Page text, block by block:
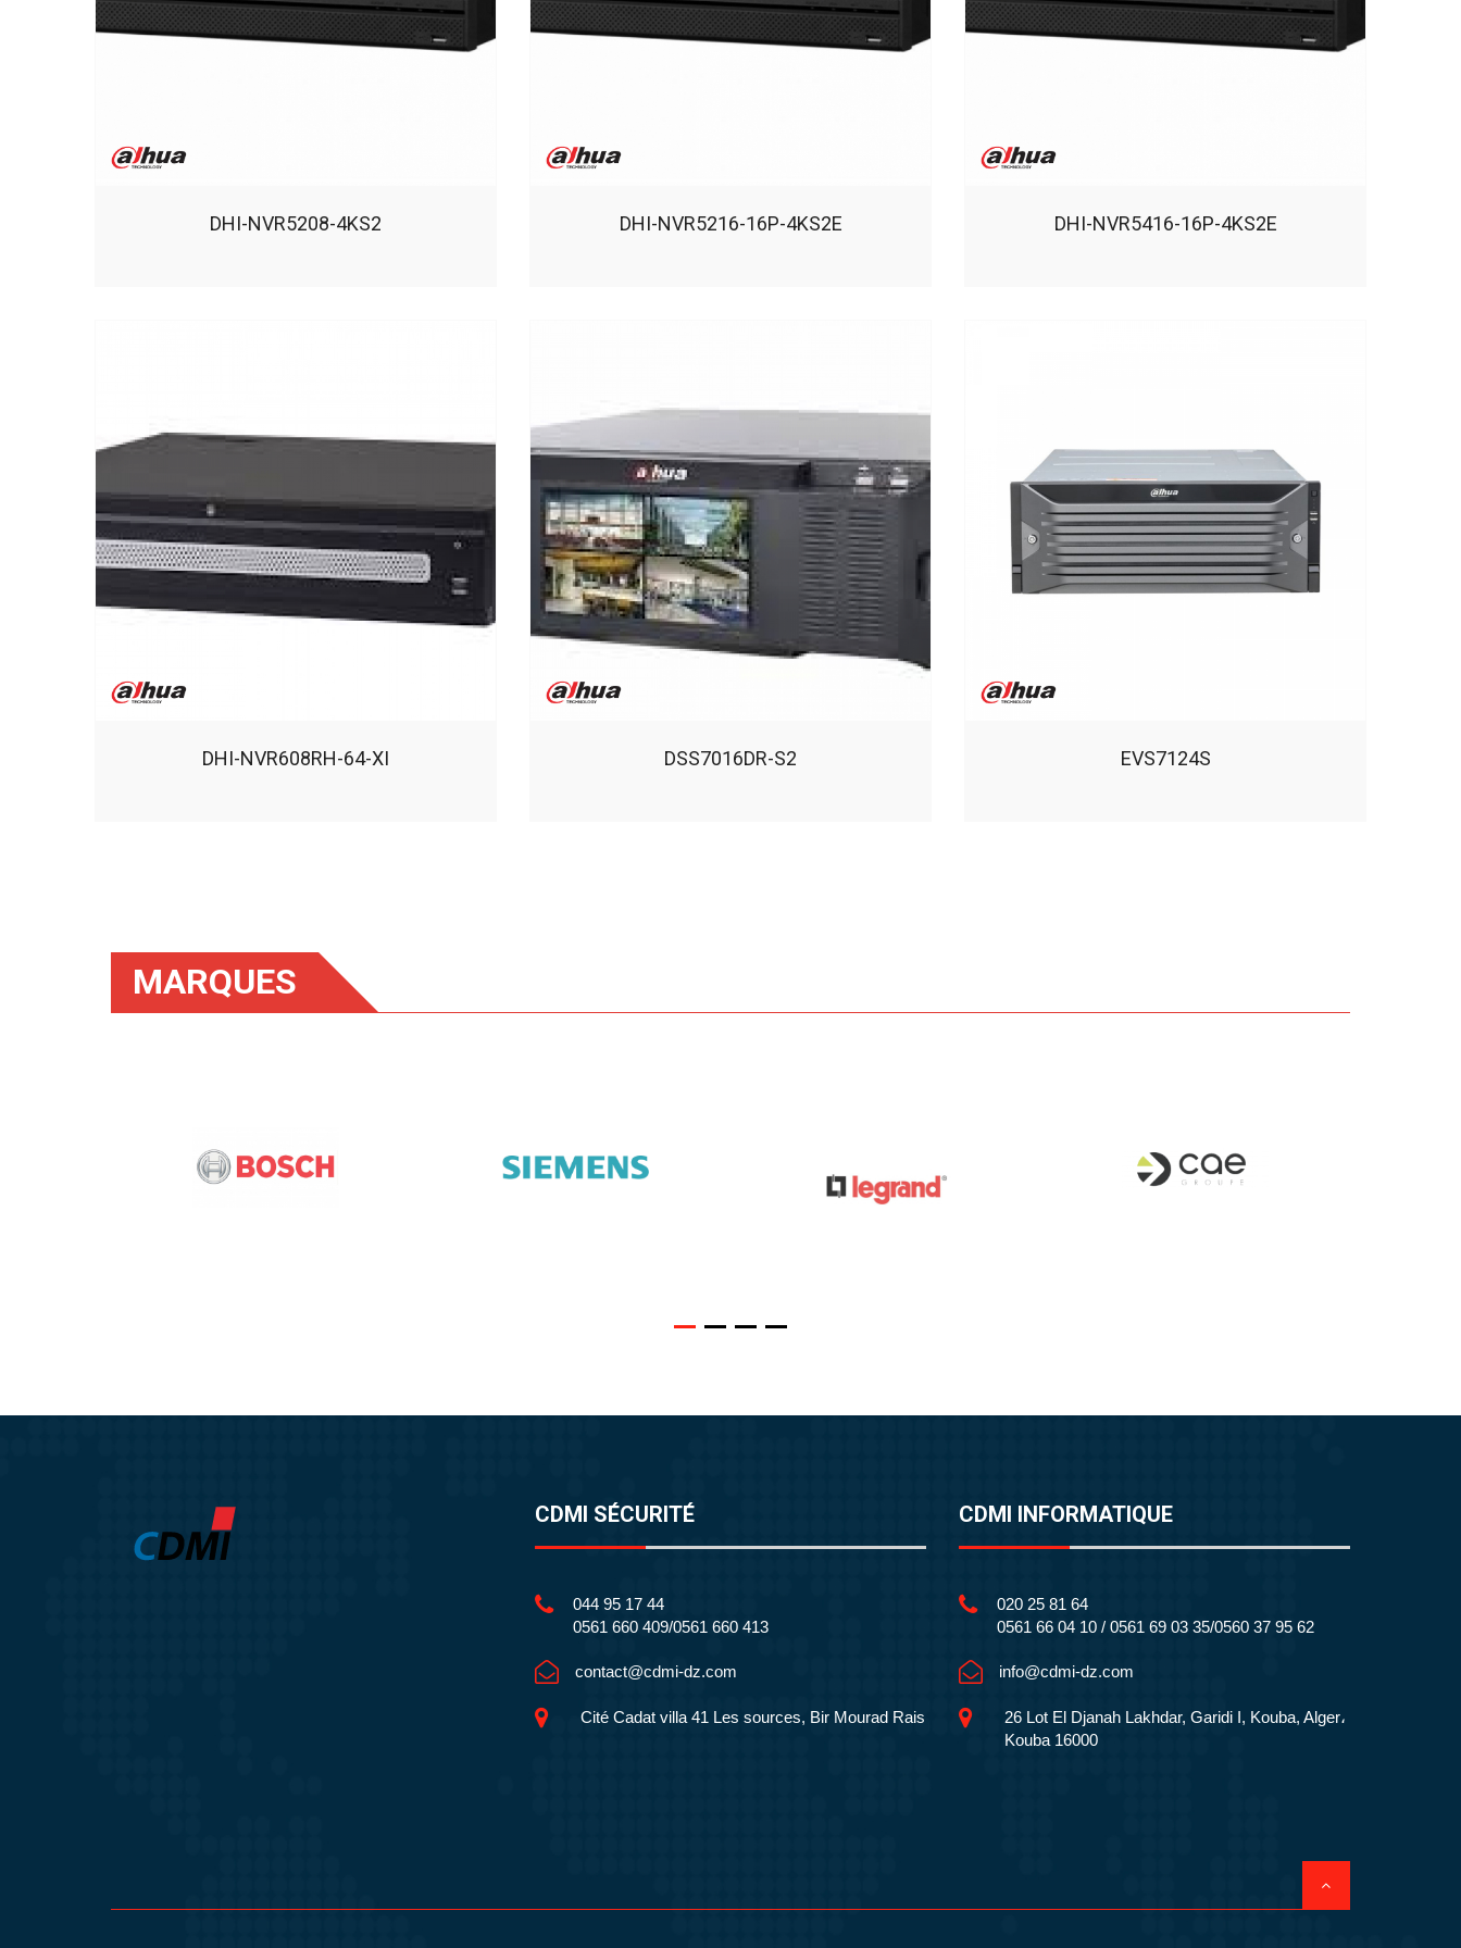
DHI-NVR5208-4KS2 DHI-NVR5216-16P-4KS2E DHI-NVR5416-16P-4KS2E
DHI-NVR608RH-64-XI DSS7016DR-S2 EVS7124S
MARQUES
CDMI SÉCURITÉ
044 95 17 44
0561 660 409/0561 660 413
contact@cdmi-dz.com
Cité Cadat villa 41 Les sources, Bir Mourad Rais
CDMI INFORMATIQUE
020 25 81 64
0561 66 04 10 / 0561 69 03 35/0560 37 95 62
info@cdmi-dz.com
26 Lot El Djanah Lakhdar, Garidi I, Kouba, Alger،
Kouba 16000